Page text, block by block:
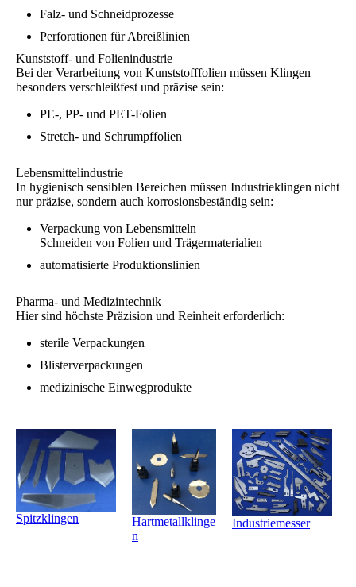
Falz- und Schneidprozesse
Perforationen für Abreißlinien
Kunststoff- und Folienindustrie
Bei der Verarbeitung von Kunststofffolien müssen Klingen
besonders verschleißfest und präzise sein:
PE-, PP- und PET-Folien
Stretch- und Schrumpffolien
Lebensmittelindustrie
In hygienisch sensiblen Bereichen müssen Industrieklingen nicht
nur präzise, sondern auch korrosionsbeständig sein:
Verpackung von Lebensmitteln
Schneiden von Folien und Trägermaterialien
automatisierte Produktionslinien
Pharma- und Medizintechnik
Hier sind höchste Präzision und Reinheit erforderlich:
sterile Verpackungen
Blisterverpackungen
medizinische Einwegprodukte
Spitzklingen
Hartmetallklinge
n
Industriemesser